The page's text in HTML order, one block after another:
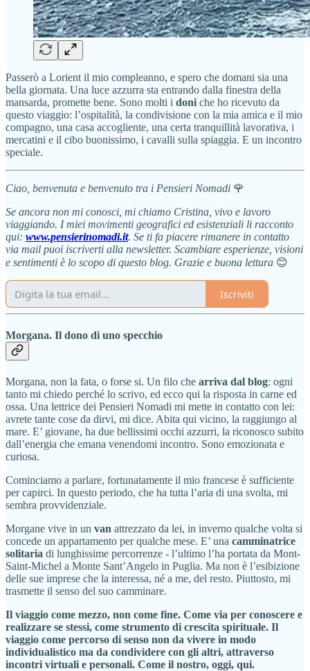
Passerò a Lorient il mio compleanno, e spero che domani sia una
bella giornata. Una luce azzurra sta entrando dalla finestra della
mansarda, promette bene. Sono molti i doni che ho ricevuto da
questo viaggio: l’ospitalità, la condivisione con la mia amica e il mio
compagno, una casa accogliente, una certa tranquillità lavorativa, i
mercatini e il cibo buonissimo, i cavalli sulla spiaggia. E un incontro
speciale.
Ciao, benvenuta e benvenuto tra i Pensieri Nomadi 🌹
Se ancora non mi conosci, mi chiamo Cristina, vivo e lavoro
viaggiando. I miei movimenti geografici ed esistenziali li racconto
qui: www.pensierinomadi.it. Se ti fa piacere rimanere in contatto
via mail puoi iscriverti alla newsletter. Scambiare esperienze, visioni
e sentimenti è lo scopo di questo blog. Grazie e buona lettura 😊
Iscriviti
Morgana. Il dono di uno specchio
Morgana, non la fata, o forse si. Un filo che arriva dal blog: ogni
tanto mi chiedo perché lo scrivo, ed ecco qui la risposta in carne ed
ossa. Una lettrice dei Pensieri Nomadi mi mette in contatto con lei:
avrete tante cose da dirvi, mi dice. Abita qui vicino, la raggiungo al
mare. E’ giovane, ha due bellissimi occhi azzurri, la riconosco subito
dall’energia che emana venendomi incontro. Sono emozionata e
curiosa.
Cominciamo a parlare, fortunatamente il mio francese è sufficiente
per capirci. In questo periodo, che ha tutta l’aria di una svolta, mi
sembra provvidenziale.
Morgane vive in un van attrezzato da lei, in inverno qualche volta si
concede un appartamento per qualche mese. E’ una camminatrice
solitaria di lunghissime percorrenze - l’ultimo l’ha portata da Mont-
Saint-Michel a Monte Sant’Angelo in Puglia. Ma non è l’esibizione
delle sue imprese che la interessa, né a me, del resto. Piuttosto, mi
trasmette il senso del suo camminare.
Il viaggio come mezzo, non come fine. Come via per conoscere e
realizzare se stessi, come strumento di crescita spirituale. Il
viaggio come percorso di senso non da vivere in modo
individualistico ma da condividere con gli altri, attraverso
incontri virtuali e personali. Come il nostro, oggi, qui.